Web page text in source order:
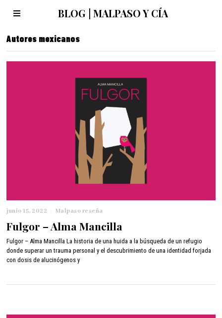
BLOG | MALPASO Y CÍA
Autores mexicanos
junio 15, 2022
n
i
2
1
Malpaso reseña
Fulgor – Alma Mancilla
Fulgor – Alma Mancilla La historia de una huida a la búsqueda de un refugio
donde superar un trauma personal y el descubrimiento de una identidad forjada
con dosis de alucinógenos y